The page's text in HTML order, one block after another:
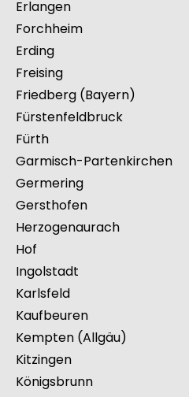
Deggendorf
Dachau
Dingolfing
Erlangen
Forchheim
Erding
Freising
Friedberg (Bayern)
Fürstenfeldbruck
Fürth
Garmisch-Partenkirchen
Germering
Gersthofen
Herzogenaurach
Hof
Ingolstadt
Karlsfeld
Kaufbeuren